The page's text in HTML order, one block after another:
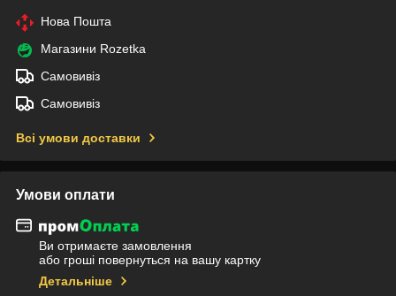
Нова Пошта
Магазини Rozetka
Самовивіз
Самовивіз
Всі умови доставки
Умови оплати
Ви отримаєте замовлення
або гроші повернуться на вашу картку
Детальніше